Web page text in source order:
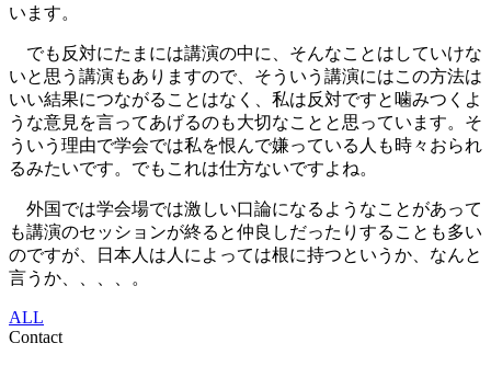
います。
でも反対にたまには講演の中に、そんなことはしていけな
いと思う講演もありますので、そういう講演にはこの方法は
いい結果につながることはなく、私は反対ですと噛みつくよ
うな意見を言ってあげるのも大切なことと思っています。そ
ういう理由で学会では私を恨んで嫌っている人も時々おられ
るみたいです。でもこれは仕方ないですよね。
外国では学会場では激しい口論になるようなことがあって
も講演のセッションが終ると仲良しだったりすることも多い
のですが、日本人は人によっては根に持つというか、なんと
言うか、、、、。
ALL
Contact